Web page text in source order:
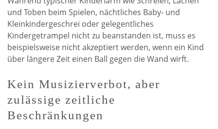
und Toben beim Spielen, nächtliches Baby- und
Kleinkindergeschrei oder gelegentliches
Kindergetrampel nicht zu beanstanden ist, muss es
beispielsweise nicht akzeptiert werden, wenn ein Kind
über längere Zeit einen Ball gegen die Wand wirft.
Kein Musizierverbot, aber
zulässige zeitliche
Beschränkungen